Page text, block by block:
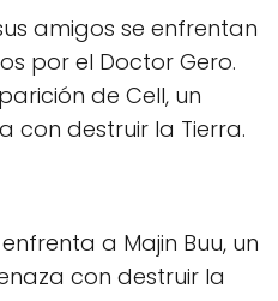
amigos se enfrentan
por el Doctor Gero.
de Cell, un
con destruir la Tierra.
a Majin Buu, un
con destruir la